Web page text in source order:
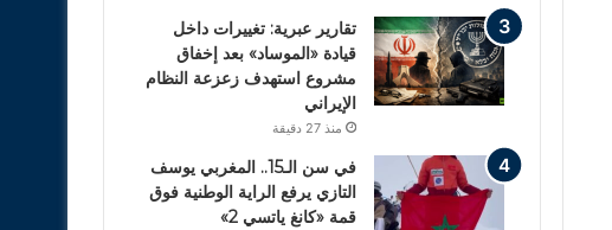
تقارير عبرية: تغييرات داخل
قيادة «الموساد» بعد إخفاق
مشروع استهدف زعزعة النظام
الإيراني
منذ 27 دقيقة
في سن الـ15.. المغربي يوسف
التازي يرفع الراية الوطنية فوق
قمة «كانغ ياتسي 2»